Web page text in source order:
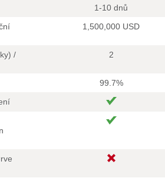
1-10 dnů
1,500,000 USD
/
2
99.7%